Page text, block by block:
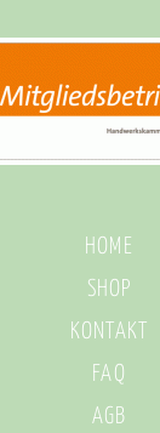
HOME
SHOP
KONTAKT
FAQ
AGB